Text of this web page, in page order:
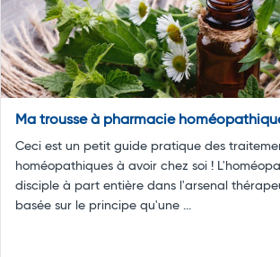
Ma trousse à pharmacie
Ceci est un petit guide pratique des
homéopathiques à avoir chez soi !
disciple à part entière dans l'arsenal
basée sur le principe qu'une ...